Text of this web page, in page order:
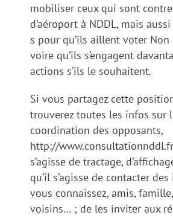
mobiliser ceux qui sont
d’aéroport à NDDL, mais
s pour qu’ils aillent voter
voire qu’ils s’engagent
actions s’ils le souhaitent.
Si vous partagez cette
trouverez toutes les infos sur
coordination des opposants,
http://
s’agisse de tractage,
qu’il s’agisse de contacter
vous connaissez, amis,
voisins… ; de les inviter aux